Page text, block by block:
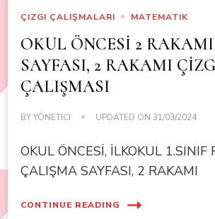
ÇIZGI ÇALIŞMALARI MATEMATIK
OKUL ÖNCESİ 2
SAYFASI, 2 RAKAMI
ÇALIŞMASI
BYYÖNETICI UPDATED ON 31/03/2024
OKUL ÖNCESİ, İLKOKUL 1.SINIF
ÇALIŞMA SAYFASI, 2 RAKAMI
CONTINUE READING